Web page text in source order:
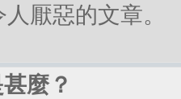
厭惡的文章。
麼？